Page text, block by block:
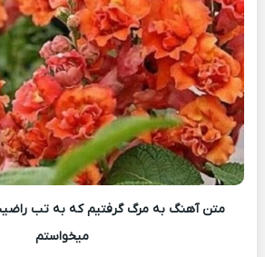
متن آهنگ به مرگ گرفتیم که به تب
میخواستم